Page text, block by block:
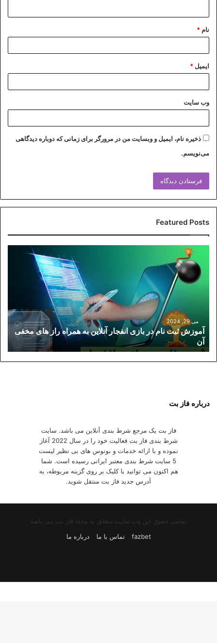
*
نام *
ایمیل *
وب‌ سایت
ذخیره نام، ایمیل و وبسایت من در مرورگر برای زمانی که دوباره دیدگاهی
می‌نویسم.
Featured Posts
آموزش
همراه
راز
های
مخفی
می 29, 2024
آموزش ثبت نام در بازی انفجار آنلاین به همراه راز های مخفی
آن
درباره فاز بت
فاز بت یک مرجع شرط بندی آنلاین می باشد. سایت
شرط بندی فاز بت فعالیت خود را در سال 2022 آغاز
نموده و با ارائه خدمات و بونوس های بی نظیر لیست
5 سایت شرط بندی معتبر ایرانی رسیده است. شما
هم اکنون می توانید با کلیک بر روی گزینه مربوطه، به
آدرس جدید فاز بت منتقل شوید.
تمامی حقوق این وب سایت متعلق به مجله فاز بت می باشد
fazbet
تماس با ما درباره ما